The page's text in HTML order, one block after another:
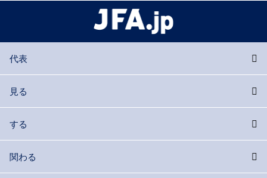
代表
見る
する
関わる